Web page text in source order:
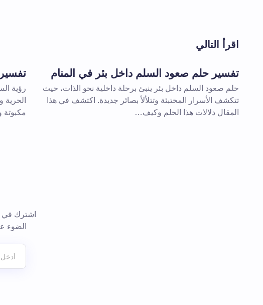
تعليقك *
اقرأ التالي
تفسير حلم صعود السلم داخل بئر في المنام
حلم صعود السلم داخل بئر ينبئ برحلة داخلية نحو الذات، حيث
تتكشف الأسرار المختبئة وتتلألأ بصائر جديدة. اكتشف في هذا
المقال دلالات هذا الحلم وكيف…
رؤية
مكبوتة
اشترك في
الضوء